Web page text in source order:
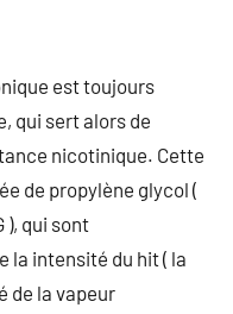
est toujours
qui sert alors de
nicotinique. Cette
de propylène glycol (
), qui sont
la intensité du hit ( la
de la vapeur